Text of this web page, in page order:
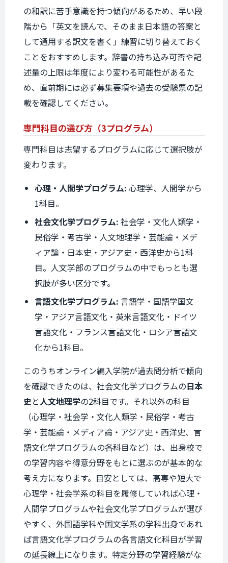
の和訳に苦手意識を持つ傾向があるため、早い段
階から「英文を読んで、そのまま日本語の答案と
して通用する訳文を書く」練習に切り替えておく
ことをおすすめします。辞書の持ち込み可否や記
述量の上限は年度により変わる可能性があるた
め、直前期には必ず募集要項や過去の受験票の記
載を確認してください。
専門科目の選び方 （3プログラム）
専門科目は志望するプログラムに応じて選択肢が
変わります。
心理・人間学プログラム: 心理学、人間学から
1科目。
社会文化学プログラム: 社会学・文化人類学・
民俗学・考古学・人文地理学・芸能論・メデ
ィア論・日本史・アジア史・西洋史から1科
目。人文学部のプログラムの中でもっとも選
択肢が多い区分です。
言語文化学プログラム: 言語学・国語学国文
学・アジア言語文化・英米言語文化・ドイツ
言語文化・フランス言語文化・ロシア言語文
化から1科目。
このうちオンライン編入学院が過去問分析で傾向
を確認できたのは、社会文化学プログラムの日本
史と人文地理学の2科目です。それ以外の科目
（心理学・社会学・文化人類学・民俗学・考古
学・芸能論・メディア論・アジア史・西洋史、言
語文化学プログラムの各科目など）は、出身校で
の学習内容や得意分野をもとに選ぶのが基本的な
考え方になります。目安としては、高専や短大で
心理学・社会学系の科目を履修していれば心理・
人間学プログラムや社会文化学プログラムが選び
やすく、外国語学科や国文学系の学科出身であれ
ば言語文化学プログラムの各言語文化科目が学習
の延長線上になります。特定分野の学習経験がな